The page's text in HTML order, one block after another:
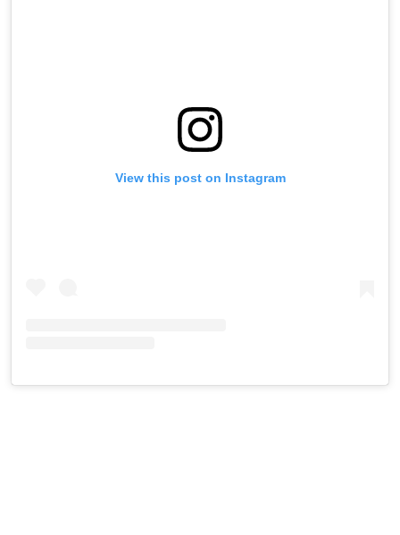
View this post on Instagram